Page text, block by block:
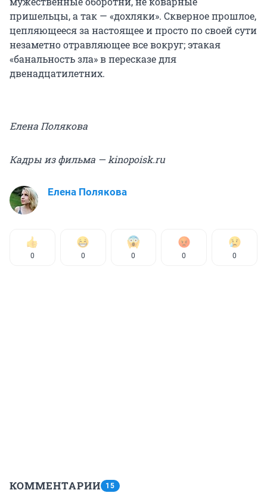
пришельцы, а так — «дохляки». Скверное прошлое,
цепляющееся за настоящее и просто по своей сути
незаметно отравляющее все вокруг; этакая
«банальность зла» в пересказе для
двенадцатилетних.
Елена Полякова
Кадры из фильма — kinopoisk.ru
Елена Полякова
0 0 0 0 0
КОММЕНТАРИИ 15